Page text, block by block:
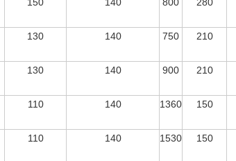
130 140 750 210
130 140 900 210
110 140 1360 150
110 140 1530 150